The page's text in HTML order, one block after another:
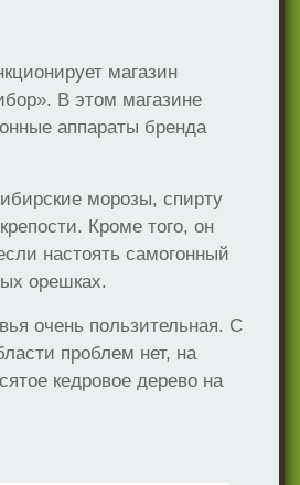
магазин
В этом магазине
аппараты бренда
морозы, спирту
Кроме того, он
настоять самогонный
орешках.
очень пользительная. С
проблем нет, на
кедровое дерево на